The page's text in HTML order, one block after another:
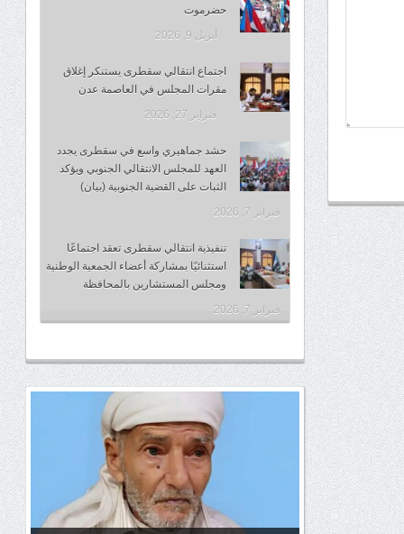
حضرموت
أبريل 9, 2026
اجتماع انتقالي سقطرى يستنكر إغلاق
مقرات المجلس في العاصمة عدن
فبراير 27, 2026
حشد جماهيري واسع في سقطرى يجدد
العهد للمجلس الانتقالي الجنوبي ويؤكد
الثبات على القضية الجنوبية (بيان)
فبراير 7, 2026
تنفيذية انتقالي سقطرى تعقد اجتماعًا
استثنائيًا بمشاركة أعضاء الجمعية الوطنية
ومجلس المستشارين بالمحافظة
فبراير 7, 2026